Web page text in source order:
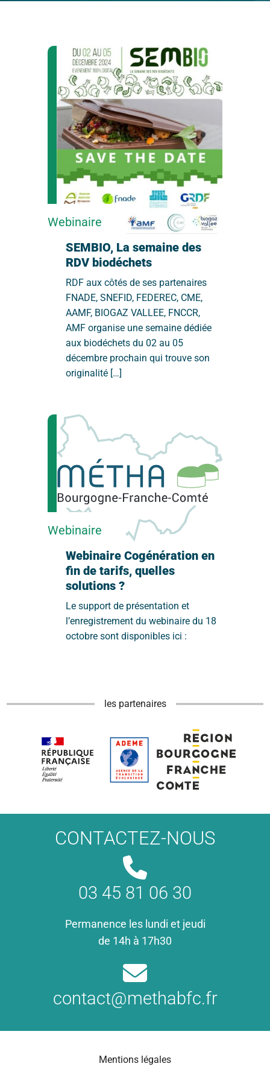
Webinaire
SEMBIO, La semaine des
RDV biodéchets
RDF aux côtés de ses partenaires
FNADE, SNEFID, FEDEREC, CME,
AAMF, BIOGAZ VALLEE, FNCCR,
AMF organise une semaine dédiée
aux biodéchets du 02 au 05
décembre prochain qui trouve son
originalité […]
Webinaire
Webinaire Cogénération en
fin de tarifs, quelles
solutions ?
Le support de présentation et
l’enregistrement du webinaire du 18
octobre sont disponibles ici :
les partenaires
CONTACTEZ-NOUS
03 45 81 06 30
Permanence les lundi et jeudi
de 14h à 17h30
contact@methabfc.fr
Mentions légales